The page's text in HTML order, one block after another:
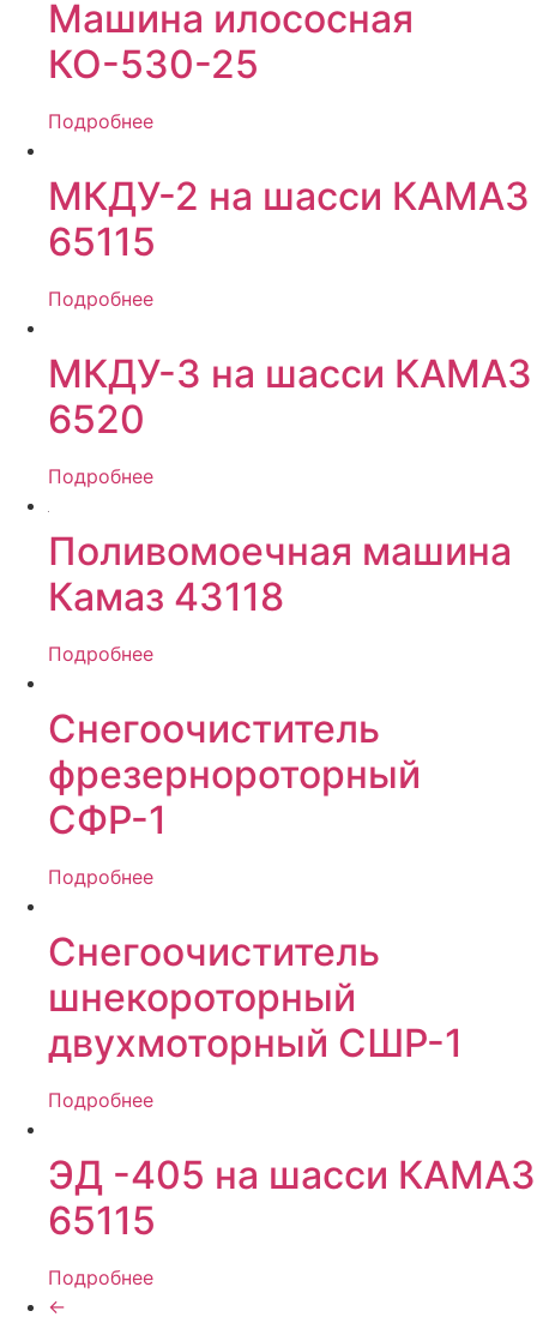
Машина илососная
КО-530-25
Подробнее
МКДУ-2 на шасси КАМАЗ
65115
Подробнее
МКДУ-3 на шасси КАМАЗ
6520
Подробнее
Поливомоечная машина
Камаз 43118
Подробнее
Снегоочиститель
фрезернороторный
СФР-1
Подробнее
Снегоочиститель
шнекороторный
двухмоторный СШР-1
Подробнее
ЭД -405 на шасси КАМАЗ
65115
Подробнее
←